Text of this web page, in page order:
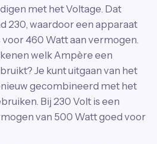
met het Voltage. Dat
230, waardoor een apparaat
460 Watt aan vermogen.
welk Ampère een
Je kunt uitgaan van het
gecombineerd met het
Bij 230 Volt is een
van 500 Watt goed voor